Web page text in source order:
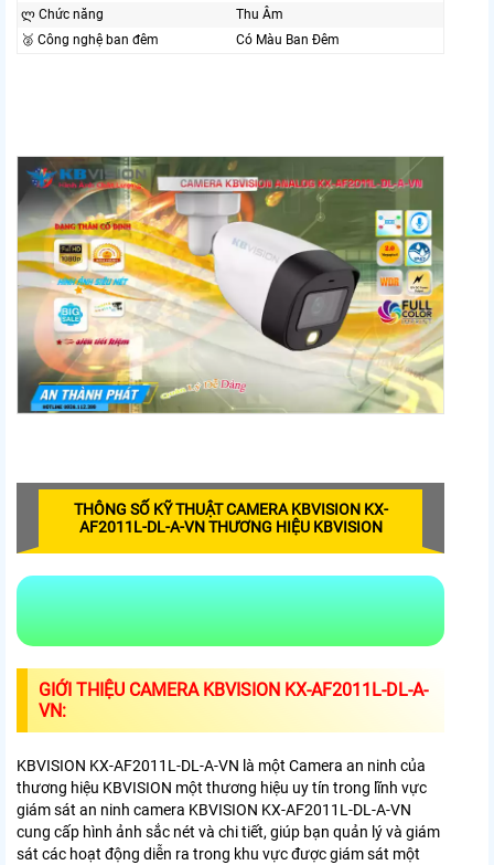
ლ Chức năng
Thu Âm
🥈️ Công nghệ ban đêm
Có Màu Ban Đêm
THÔNG SỐ KỸ THUẬT CAMERA KBVISION KX-
AF2011L-DL-A-VN THƯƠNG HIỆU KBVISION
GIỚI THIỆU CAMERA KBVISION KX-AF2011L-DL-A-
VN:
KBVISION KX-AF2011L-DL-A-VN là một Camera an ninh của
thương hiệu KBVISION một thương hiệu uy tín trong lĩnh vực
giám sát an ninh camera KBVISION KX-AF2011L-DL-A-VN
cung cấp hình ảnh sắc nét và chi tiết, giúp bạn quản lý và giám
sát các hoạt động diễn ra trong khu vực được giám sát một